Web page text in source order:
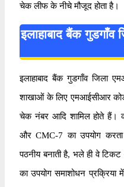
चेक लीफ के नीचे मौजूद होता है।
इलाहाबाद बैंक
इलाहाबाद बैंक गुडगाँव जिला
शाखाओं के लिए एमआईसीआर
चेक नंबर आदि शामिल होते हैं।
और CMC-7 का उपयोग
पठनीय बनाती है, भले ही वे टिकट
का उपयोग समाशोधन प्रक्रिया